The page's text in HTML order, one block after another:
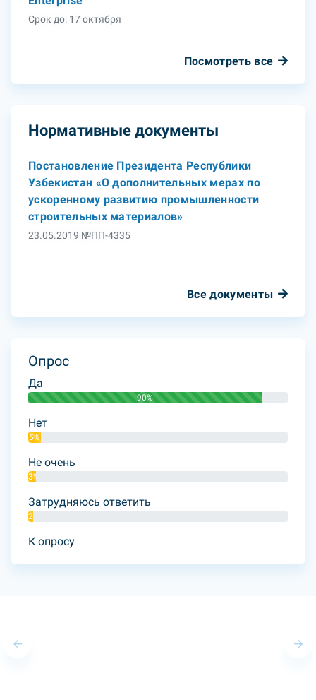
Срок до: 17 октября
Посмотреть все
Нормативные документы
Постановление Президента Республики
Узбекистан «О дополнительных мерах по
ускоренному развитию промышленности
строительных материалов»
23.05.2019 №ПП-4335
Все документы
Опрос
Да
90%
Нет
5%
Не очень
3%
Затрудняюсь ответить
2%
К опросу